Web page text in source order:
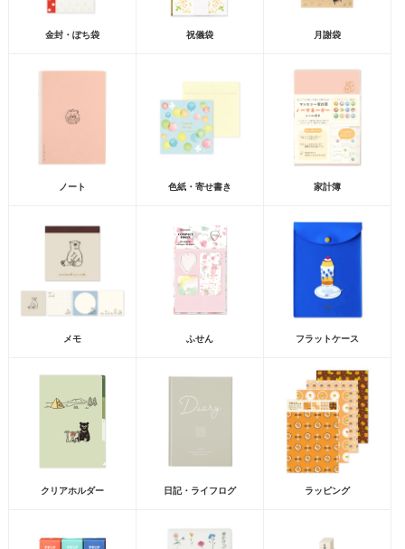
金封・ぽち袋 祝儀袋 月謝袋
ノート 色紙・寄せ書き 家計簿
メモ ふせん フラットケース
クリアホルダー 日記・ライフログ ラッピング